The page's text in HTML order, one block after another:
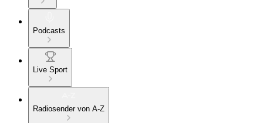
Podcasts
Live Sport
Radiosender von A-Z